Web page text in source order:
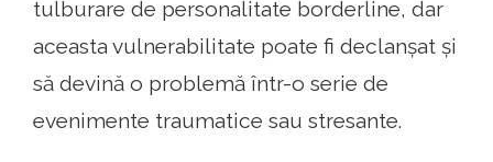
tulburare de personalitate borderline, dar
aceasta vulnerabilitate poate fi declanșat și
să devină o problemă într-o serie de
evenimente traumatice sau stresante.